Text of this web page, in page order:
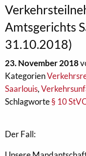
Amtsgerichts
31.10.2018)
23. November 2018
Kategorien
Saarlouis,
Schlagworte§ 10
Der Fall: